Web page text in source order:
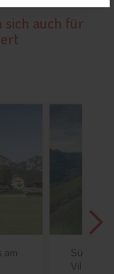
sich auch für
am
Südtirol -
Villanders